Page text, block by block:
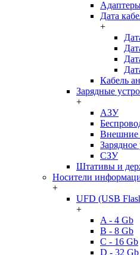
Дата
+
Кабель
Зарядные
+
АЗУ
Внешние
Зарядное
СЗУ
Штативы и
Носители
+
UFD (USB
+
A - 4 Gb
B - 8 Gb
C - 16 Gb
D - 32 Gb